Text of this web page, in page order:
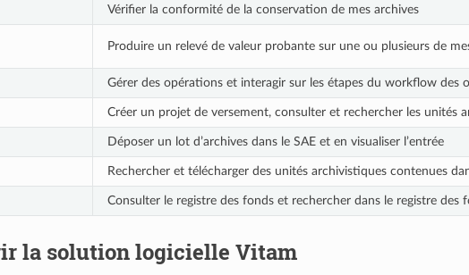
Vérifier la conformité de la conservation de mes archives
Produire un relevé de valeur probante sur une ou plusieurs de
Gérer des opérations et interagir sur les étapes du workflow des
Créer un projet de versement, consulter et rechercher les unités
Déposer un lot d’archives dans le SAE et en visualiser l’entrée
Rechercher et télécharger des unités archivistiques contenues
Consulter le registre des fonds et rechercher dans le registre des
la solution logicielle Vitam